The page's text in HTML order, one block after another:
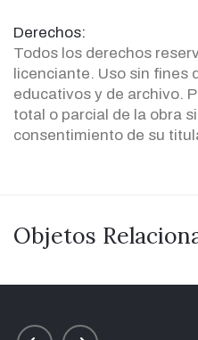
Derechos:
Todos los derechos
licenciante. Uso sin fines
educativos y de archivo.
total o parcial de la obra
consentimiento de su
Objetos